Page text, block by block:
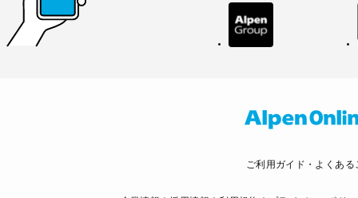
ご利用ガイド・よくある